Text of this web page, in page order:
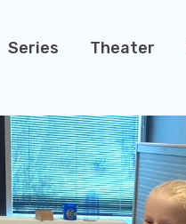
Series Theater